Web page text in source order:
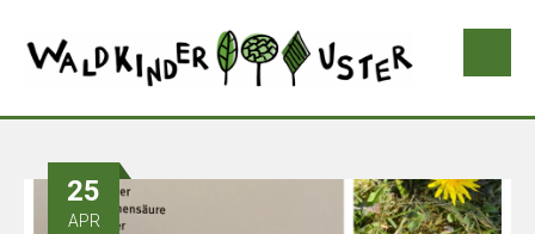
25
APR